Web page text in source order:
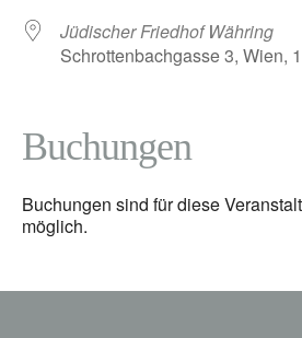
Jüdischer Friedhof Währing
Schrottenbachgasse 3, Wien,
Buchungen
Buchungen sind für diese
möglich.